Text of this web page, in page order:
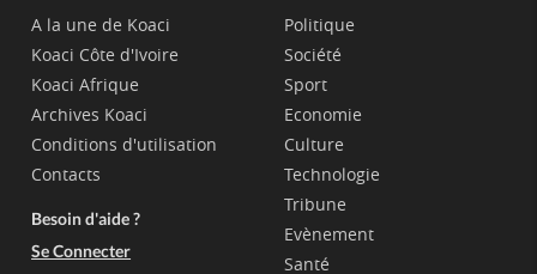
A la une de Koaci
Koaci Côte d'Ivoire
Koaci Afrique
Archives Koaci
Conditions d'utilisation
Contacts
Besoin d'aide ?
Se Connecter
Politique
Société
Sport
Economie
Culture
Technologie
Tribune
Evènement
Santé